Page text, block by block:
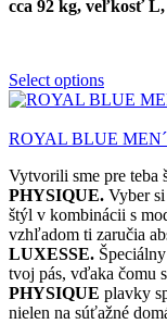
cca 92 kg, veľkosť L,
Select options
ROYAL BLUE
Vytvorili sme pre teba
PHYSIQUE. Vyber
štýl v kombinácii s
vzhľadom ti zaručia
LUXESSE.
tvoj pás, vďaka čomu
PHYSIQUE plavky
nielen na súťažné